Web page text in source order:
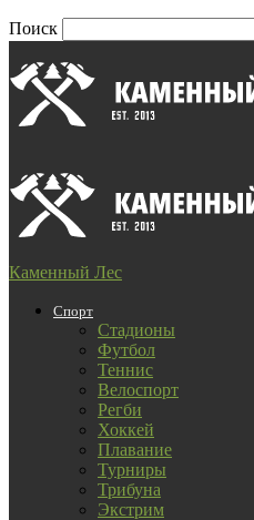
Поиск
Каменный Лес
Спорт
Стадионы
Футбол
Теннис
Велоспорт
Регби
Хоккей
Плавание
Турниры
Трибуна
Экстрим